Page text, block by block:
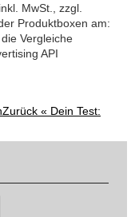
MwSt., zzgl.
Produktboxen am:
Vergleiche
API
Zurück « Dein Test: